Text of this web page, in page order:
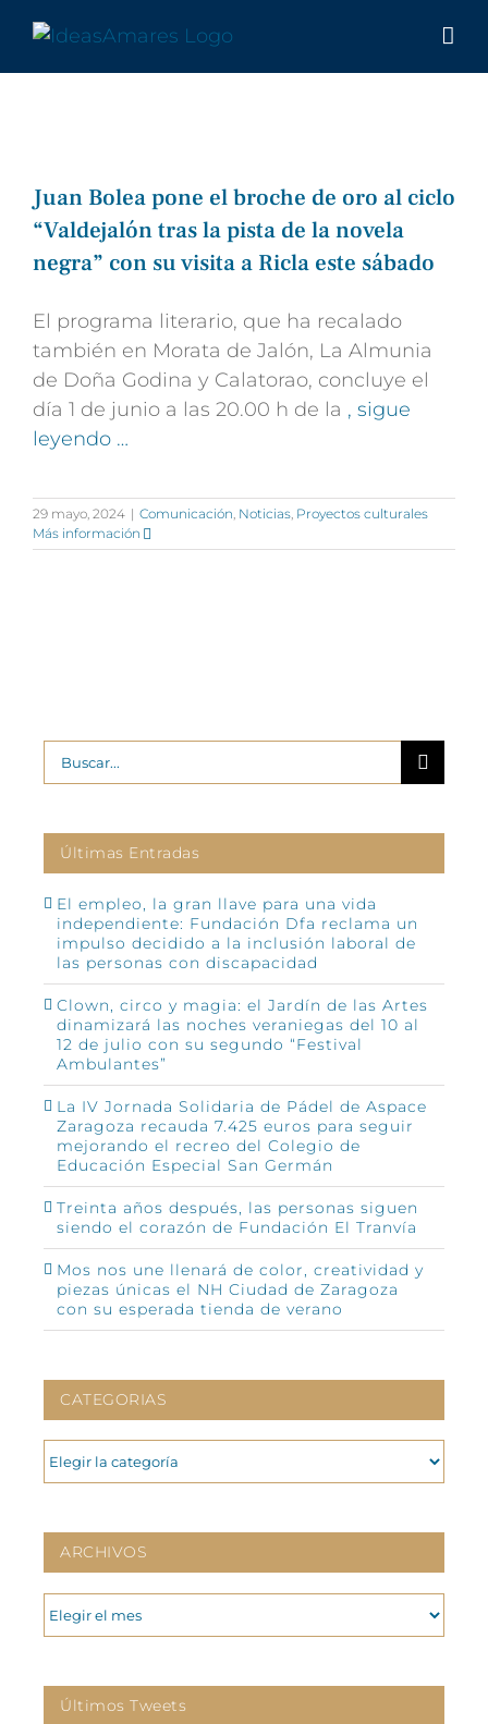
contenido
Juan Bolea pone el broche de oro al ciclo
“Valdejalón tras la pista de la novela
negra” con su visita a Ricla este sábado
El programa literario, que ha recalado
también en Morata de Jalón, La Almunia
de Doña Godina y Calatorao, concluye el
día 1 de junio a las 20.00 h de la , sigue
leyendo …
29 mayo, 2024 | Comunicación, Noticias, Proyectos culturales
Más información
Buscar:
Últimas Entradas
El empleo, la gran llave para una vida
independiente: Fundación Dfa reclama un
impulso decidido a la inclusión laboral de
las personas con discapacidad
Clown, circo y magia: el Jardín de las Artes
dinamizará las noches veraniegas del 10 al
12 de julio con su segundo “Festival
Ambulantes”
La IV Jornada Solidaria de Pádel de Aspace
Zaragoza recauda 7.425 euros para seguir
mejorando el recreo del Colegio de
Educación Especial San Germán
Treinta años después, las personas siguen
siendo el corazón de Fundación El Tranvía
Mos nos une llenará de color, creatividad y
piezas únicas el NH Ciudad de Zaragoza
con su esperada tienda de verano
CATEGORIAS
CATEGORIAS
ARCHIVOS
ARCHIVOS
Últimos Tweets